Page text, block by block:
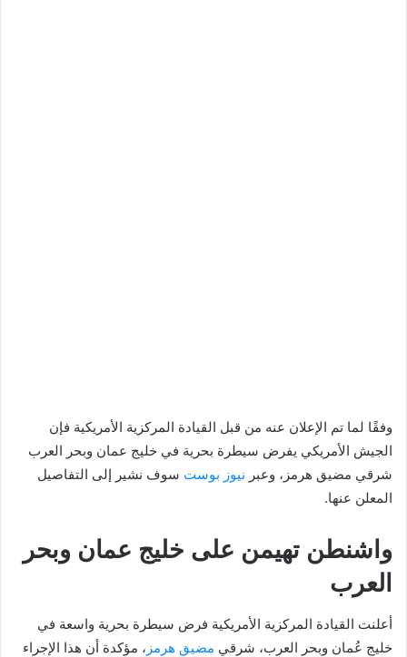
وفقًا لما تم الإعلان عنه من قبل القيادة المركزية الأمريكية فإن
الجيش الأمريكي يفرض سيطرة بحرية في خليج عمان وبحر العرب
شرقي مضيق هرمز، وعبر نيوز بوست سوف نشير إلى التفاصيل
المعلن عنها.
واشنطن تهيمن على خليج عمان وبحر
العرب
أعلنت القيادة المركزية الأمريكية فرض سيطرة بحرية واسعة في
خليج عُمان وبحر العرب، شرقي مضيق هرمز ، مؤكدة أن هذا الإجراء